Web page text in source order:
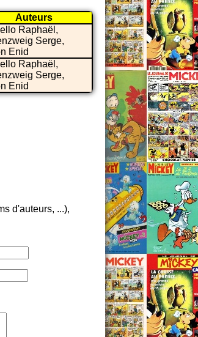
Auteurs
Raphaël,
Serge,
Enid
Raphaël,
Serge,
Enid
d'auteurs, ...),